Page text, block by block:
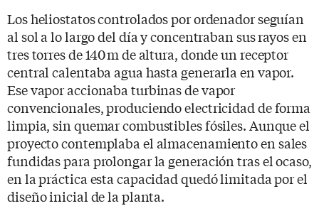
Los heliostatos controlados por ordenador seguían
al sol a lo largo del día y concentraban sus rayos en
tres torres de 140 m de altura, donde un receptor
central calentaba agua hasta generarla en vapor.
Ese vapor accionaba turbinas de vapor
convencionales, produciendo electricidad de forma
limpia, sin quemar combustibles fósiles. Aunque el
proyecto contemplaba el almacenamiento en sales
fundidas para prolongar la generación tras el ocaso,
en la práctica esta capacidad quedó limitada por el
diseño inicial de la planta.